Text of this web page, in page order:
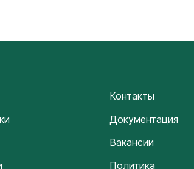
Контакты
Документация
Вакансии
Политика